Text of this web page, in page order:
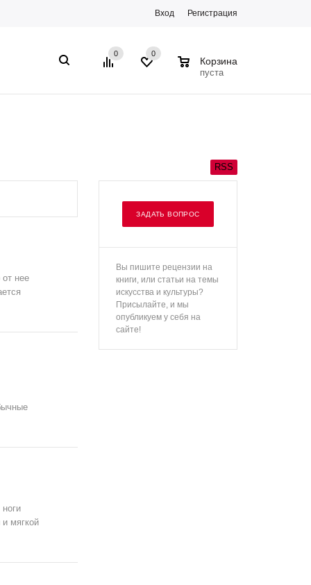
Вход Регистрация
0 0
Корзина
пуста
RSS
ЗАДАТЬ ВОПРОС
Вы пишите рецензии на
книги, или статьи на темы
искусства и культуры?
Присылайте, и мы
опубликуем у себя на
сайте!
нее
мягкой